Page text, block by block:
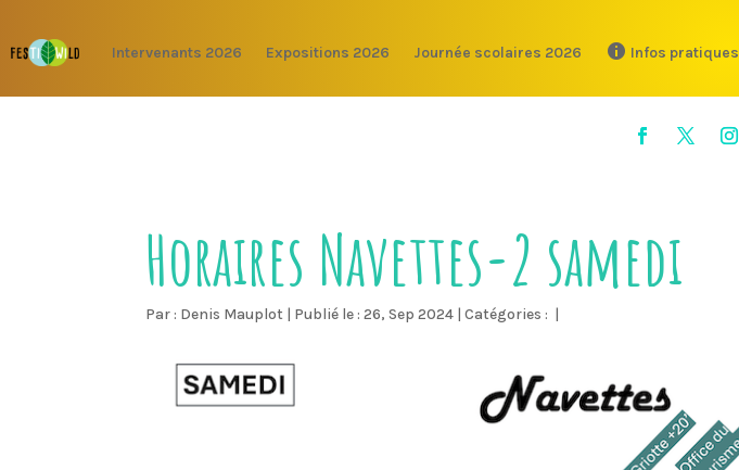
Intervenants 2026 Expositions 2026 Journée scolaires 2026 Infos pratiques
Horaires Navettes-2 samedi
Par : Denis Mauplot | Publié le : 26, Sep 2024 | Catégories : |